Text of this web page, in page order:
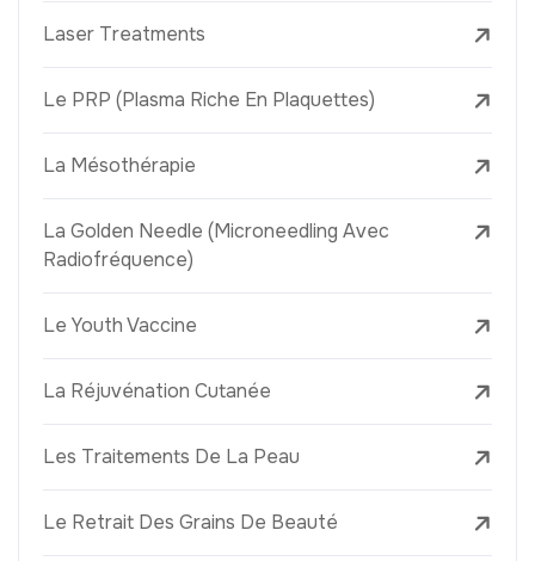
Laser Treatments
Le PRP (Plasma Riche En Plaquettes)
La Mésothérapie
La Golden Needle (Microneedling Avec
Radiofréquence)
Le Youth Vaccine
La Réjuvénation Cutanée
Les Traitements De La Peau
Le Retrait Des Grains De Beauté